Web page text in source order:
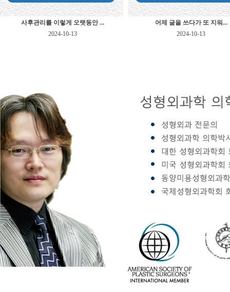
사후관리를 이렇게 오랫동안 ...
2024-10-13
어제 글을 쓰다가 또 지워...
2024-10-13